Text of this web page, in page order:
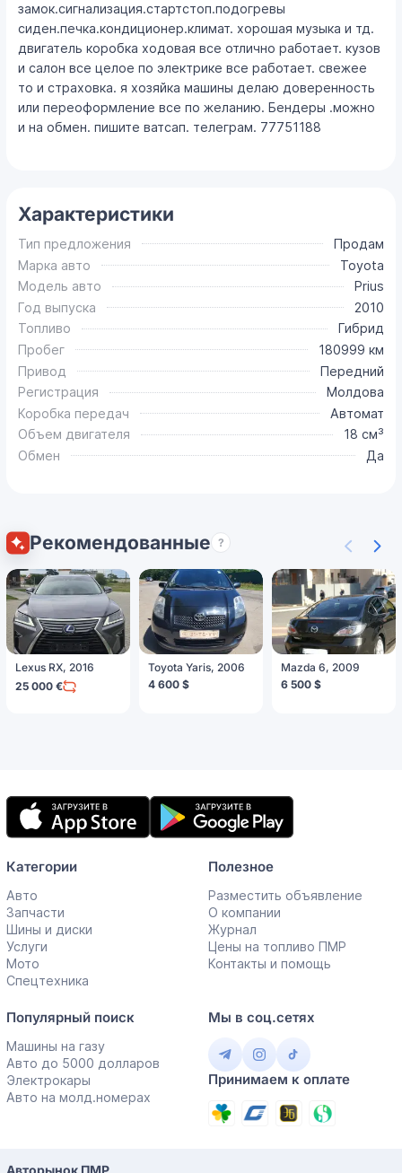
замок.сигнализация.стартстоп.подогревы
сиден.печка.кондиционер.климат. хорошая музыка и тд.
двигатель коробка ходовая все отлично работает. кузов
и салон все целое по электрике все работает. свежее
то и страховка. я хозяйка машины делаю доверенность
или переоформление все по желанию. Бендеры .можно
и на обмен. пишите ватсап. телеграм. 77751188
Характеристики
Тип предложения
Продам
Марка авто
Toyota
Модель авто
Prius
Год выпуска
2010
Топливо
Гибрид
Пробег
180999 км
Привод
Передний
Регистрация
Молдова
Коробка передач
Автомат
Объем двигателя
18 см³
Обмен
Да
Рекомендованные ?
Lexus RX, 2016
25 000 €
Toyota Yaris, 2006
4 600 $
Mazda 6, 2009
6 500 $
Мобильное
приложение
Категории
Авто
Запчасти
Шины и диски
Услуги
Мото
Спецтехника
Полезное
Разместить объявление
О компании
Журнал
Цены на топливо ПМР
Контакты и помощь
Популярный поиск
Машины на газу
Авто до 5000 долларов
Электрокары
Авто на молд.номерах
Мы в соц.сетях
Принимаем к оплате